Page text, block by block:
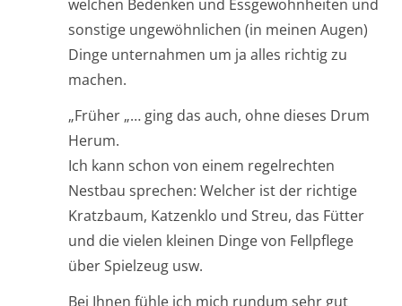
welchen Bedenken und Essgewohnheiten und
sonstige ungewöhnlichen (in meinen Augen)
Dinge unternahmen um ja alles richtig zu
machen.
„Früher „… ging das auch, ohne dieses Drum
Herum.
Ich kann schon von einem regelrechten
Nestbau sprechen: Welcher ist der richtige
Kratzbaum, Katzenklo und Streu, das Fütter
und die vielen kleinen Dinge von Fellpflege
über Spielzeug usw.
Bei Ihnen fühle ich mich rundum sehr gut